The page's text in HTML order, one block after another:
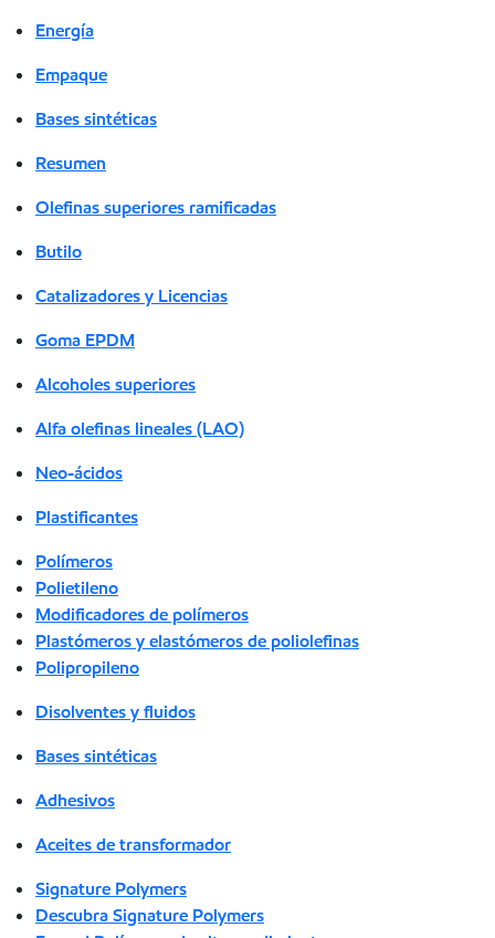
Energía
Empaque
Bases sintéticas
Resumen
Olefinas superiores ramificadas
Butilo
Catalizadores y Licencias
Goma EPDM
Alcoholes superiores
Alfa olefinas lineales (LAO)
Neo-ácidos
Plastificantes
Polímeros
Polietileno
Modificadores de polímeros
Plastómeros y elastómeros de poliolefinas
Polipropileno
Disolventes y fluidos
Bases sintéticas
Adhesivos
Aceites de transformador
Signature Polymers
Descubra Signature Polymers